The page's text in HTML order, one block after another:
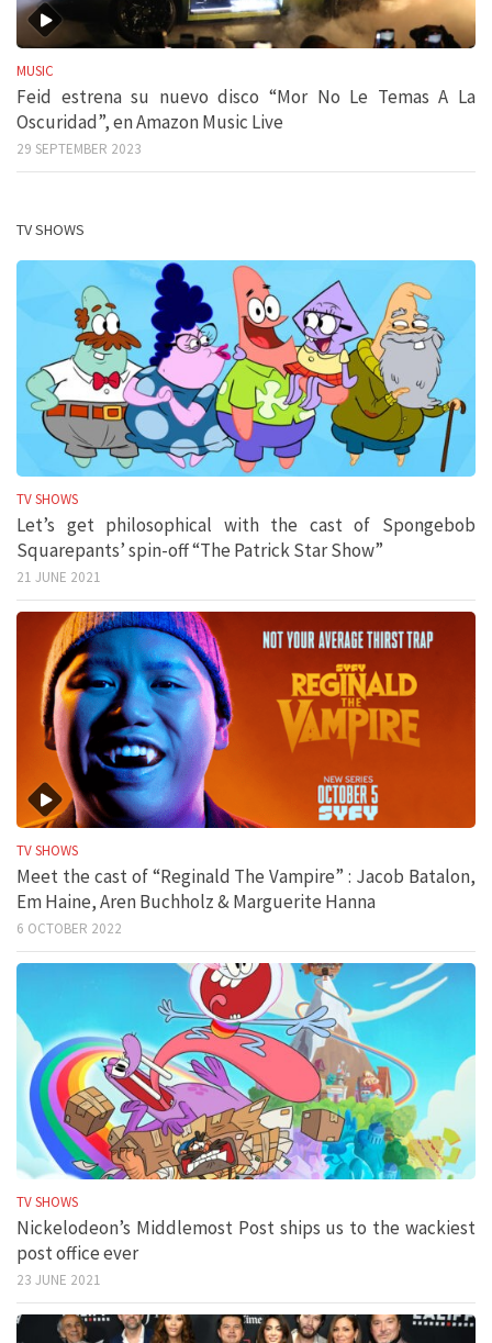
MUSIC
Feid estrena su nuevo disco “Mor No Le Temas A La
Oscuridad”, en Amazon Music Live
29 SEPTEMBER 2023
TV SHOWS
TV SHOWS
Let’s get philosophical with the cast of Spongebob
Squarepants’ spin-off “The Patrick Star Show”
21 JUNE 2021
TV SHOWS
Meet the cast of “Reginald The Vampire” : Jacob Batalon,
Em Haine, Aren Buchholz & Marguerite Hanna
6 OCTOBER 2022
TV SHOWS
Nickelodeon’s Middlemost Post ships us to the wackiest
post office ever
23 JUNE 2021